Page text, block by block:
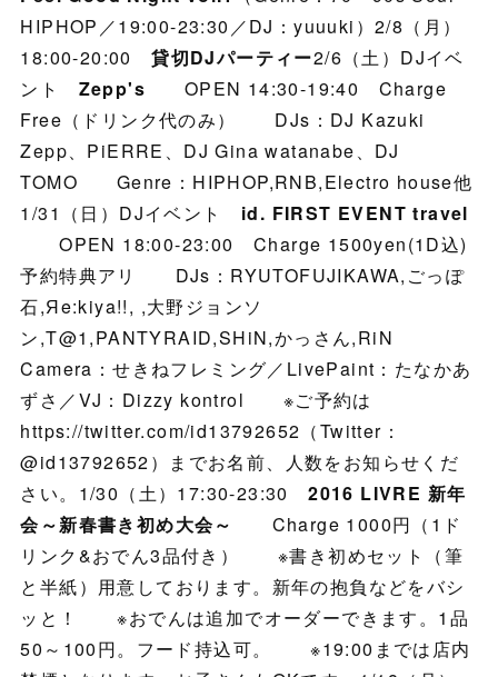
HIPHOP／19:00-23:30／DJ：yuuuki）2/8（月）
18:00-20:00貸切DJパーティー2/6（土）DJイベ
ント Zepp's OPEN 14:30-19:40 Charge
Free（ドリンク代のみ） DJs：DJ Kazuki
Zepp、PiERRE、DJ Gina watanabe、DJ
TOMO Genre：HIPHOP,RNB,Electro house他
1/31（日）DJイベント id. FIRST EVENT travel
OPEN 18:00-23:00 Charge 1500yen(1D込)
予約特典アリ DJs：RYUTOFUJIKAWA,ごっぽ
石,Яe:kiya!!, ,大野ジョンソ
ン,T@1,PANTYRAID,SHiN,かっさん,RiN
Camera：せきねフレミング／LivePaint：たなかあ
ずさ／VJ：Dizzy kontrol ※ご予約は
https://twitter.com/id13792652（Twitter：
@id13792652）までお名前、人数をお知らせくだ
さい。1/30（土）17:30-23:302016 LIVRE 新年
会～新春書き初め大会～
Charge 1000円（1ド
リンク&おでん3品付き） ※書き初めセット（筆
と半紙）用意しております。新年の抱負などをバシ
ッと！ ※おでんは追加でオーダーできます。1品
50～100円。フード持込可。 ※19:00までは店内